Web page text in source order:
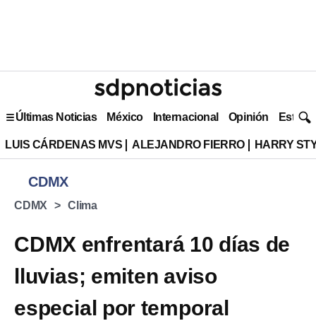
Últimas Noticias México Internacional Opinión Estilo
LUIS CÁRDENAS MVS ALEJANDRO FIERRO HARRY
CDMX
CDMX Clima
CDMX enfrentará 10 días de
lluvias; emiten aviso
especial por temporal